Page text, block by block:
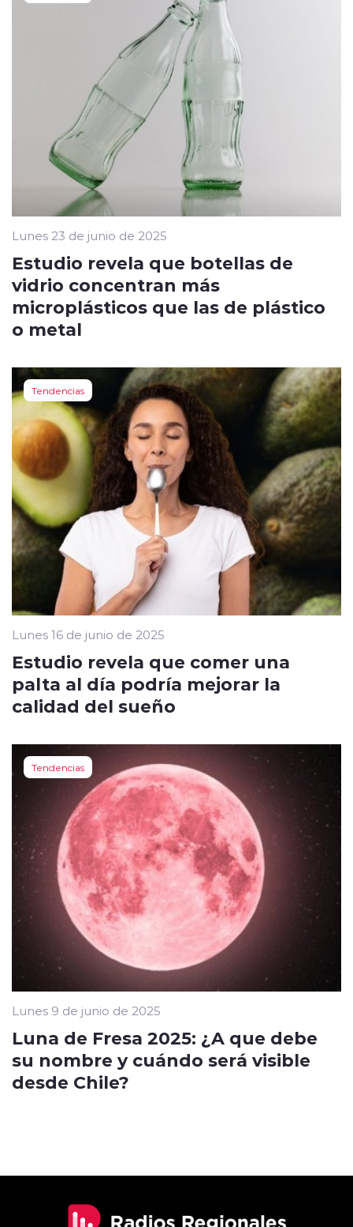
Lunes 23 de junio de 2025
Estudio revela que botellas de
vidrio concentran más
microplásticos que las de plástico
o metal
Tendencias
Lunes 16 de junio de 2025
Estudio revela que comer una
palta al día podría mejorar la
calidad del sueño
Tendencias
Lunes 9 de junio de 2025
Luna de Fresa 2025: ¿A que debe
su nombre y cuándo será visible
desde Chile?